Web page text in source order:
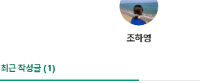
조
조하영
최근 작성글 (1)